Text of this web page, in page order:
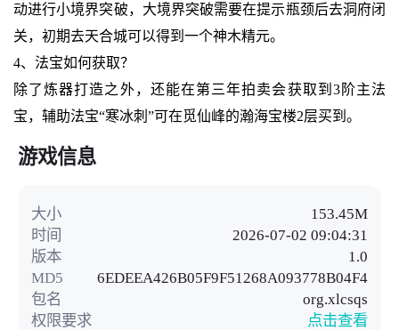
动进行小境界突破，大境界突破需要在提示瓶颈后去洞府闭
关，初期去天合城可以得到一个神木精元。
4、法宝如何获取？
除了炼器打造之外，还能在第三年拍卖会获取到3阶主法
宝，辅助法宝“寒冰刺”可在觅仙峰的瀚海宝楼2层买到。
游戏信息
大小
153.45M
时间
2026-07-02 09:04:31
版本
1.0
MD5
6EDEEA426B05F9F51268A093778B04F4
包名
org.xlcsqs
权限要求
点击查看